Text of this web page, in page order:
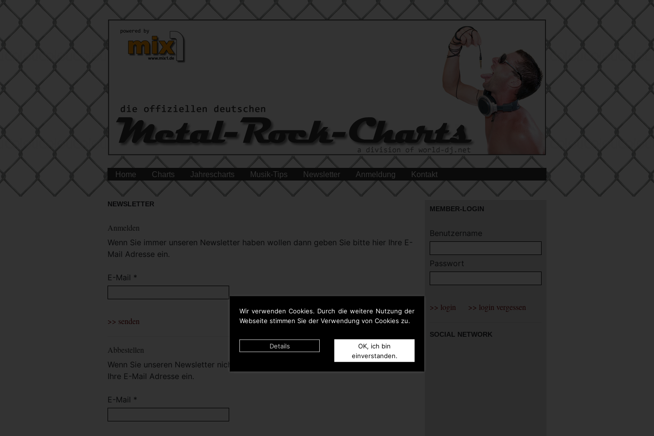
Wir verwenden Cookies. Durch die weitere Nutzung der
Webseite stimmen Sie der Verwendung von Cookies zu.
Details
OK, ich bin
einverstanden.
Home Charts Jahrescharts Musik-Tips Newsletter Anmeldung Kontakt
NEWSLETTER
Anmelden
Wenn Sie immer unseren Newsletter haben wollen dann geben Sie bitte hier Ihre E-
Mail Adresse ein.
E-Mail *
Abbestellen
Wenn Sie unseren Newsletter nicht mehr haben wollen dann geben Sie bitte hier
Ihre E-Mail Adresse ein.
E-Mail *
MEMBER-LOGIN
Benutzername
Passwort
SOCIAL NETWORK